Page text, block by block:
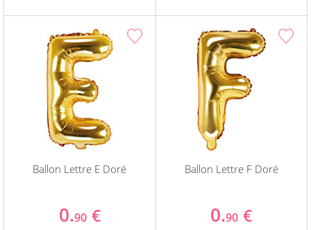
Ballon Lettre E Doré
0.90 €
Ballon Lettre F Doré
0.90 €